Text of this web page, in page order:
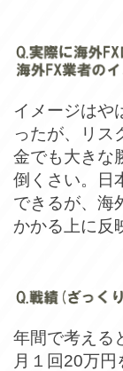
イメージはや
ったが、リス
金でも大きな
倒くさい。日
できるが、海
かかる上に反
年間で考える
月１回20万